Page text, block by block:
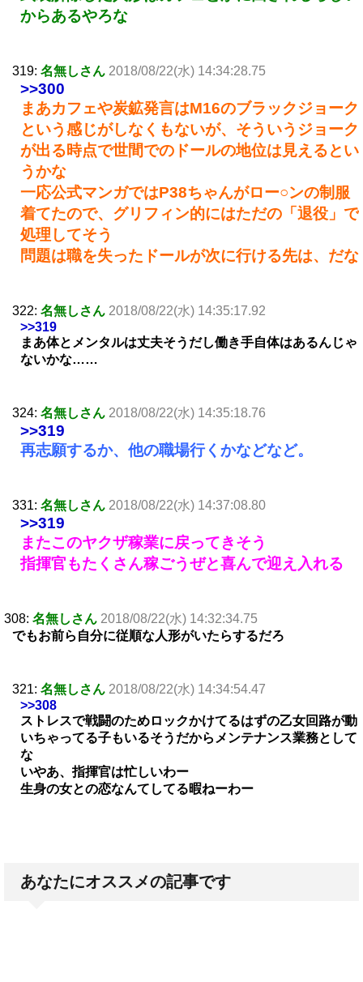
からあるやろな
319: 名無しさん 2018/08/22(水) 14:34:28.75
>>300
まあカフェや炭鉱発言はM16のブラックジョーク
という感じがしなくもないが、そういうジョーク
が出る時点で世間でのドールの地位は見えるとい
うかな
一応公式マンガではP38ちゃんがロー○ンの制服
着てたので、グリフィン的にはただの「退役」で
処理してそう
問題は職を失ったドールが次に行ける先は、だな
322: 名無しさん 2018/08/22(水) 14:35:17.92
>>319
まあ体とメンタルは丈夫そうだし働き手自体はあるんじゃ
ないかな……
324: 名無しさん 2018/08/22(水) 14:35:18.76
>>319
再志願するか、他の職場行くかなどなど。
331: 名無しさん 2018/08/22(水) 14:37:08.80
>>319
またこのヤクザ稼業に戻ってきそう
指揮官もたくさん稼ごうぜと喜んで迎え入れる
308: 名無しさん 2018/08/22(水) 14:32:34.75
でもお前ら自分に従順な人形がいたらするだろ
321: 名無しさん 2018/08/22(水) 14:34:54.47
>>308
ストレスで戦闘のためロックかけてるはずの乙女回路が動
いちゃってる子もいるそうだからメンテナンス業務として
な
いやあ、指揮官は忙しいわー
生身の女との恋なんてしてる暇ねーわー
あなたにオススメの記事です